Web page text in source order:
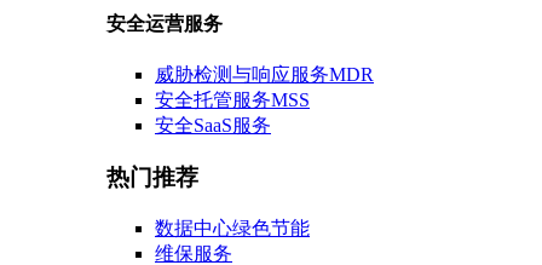
安全运营服务
威胁检测与响应服务MDR
安全托管服务MSS
安全SaaS服务
热门推荐
数据中心绿色节能
维保服务